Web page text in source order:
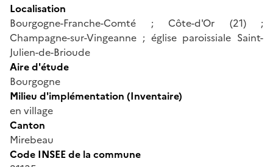
Localisation
Bourgogne-Franche-Comté ; Côte-d'Or (21) ;
Champagne-sur-Vingeanne ; église paroissiale Saint-
Julien-de-Brioude
Aire d'étude
Bourgogne
Milieu d'implémentation (Inventaire)
en village
Canton
Mirebeau
Code INSEE de la commune